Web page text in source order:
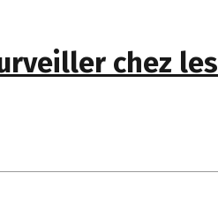
chez les